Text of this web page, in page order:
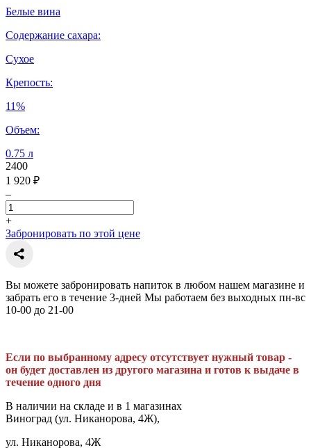
Белые вина
Содержание сахара:
Сухое
Крепость:
11%
Объем:
0.75 л
2400
1 920 ₽
–
+
Забронировать по этой цене
Вы можете забронировать напиток в любом нашем магазине и
забрать его в течение 3-дней Мы работаем без выходных пн-вс
10-00 до 21-00
Если по выбранному адресу отсутствует нужный товар -
он будет доставлен из другого магазина и готов к выдаче в
течение одного дня
В наличии на складе и в 1 магазинах
Виноград (ул. Никанорова, 4Ж),
ул. Никанорова, 4Ж